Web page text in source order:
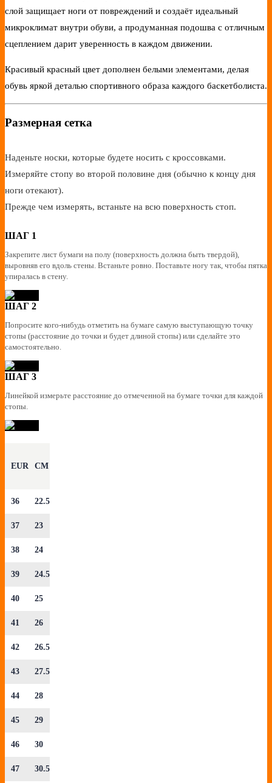
слой защищает ноги от повреждений и создаёт идеальный
микроклимат внутри обуви, а продуманная подошва с отличным
сцеплением дарит уверенность в каждом движении.
Красивый красный цвет дополнен белыми элементами, делая
обувь яркой деталью спортивного образа каждого баскетболиста.
Размерная сетка
Наденьте носки, которые будете носить с кроссовками.
Измеряйте стопу во второй половине дня (обычно к концу дня
ноги отекают).
Прежде чем измерять, встаньте на всю поверхность стоп.
ШАГ 1
Закрепите лист бумаги на полу (поверхность должна быть твердой),
выровняв его вдоль стены. Встаньте ровно. Поставьте ногу так, чтобы пятка
упиралась в стену.
EUR CM
36 22.5
37 23
38 24
39 24.5
40 25
41 26
42 26.5
43 27.5
44 28
45 29
46 30
47 30.5
ШАГ 2
Попросите кого-нибудь отметить на бумаге самую выступающую точку
стопы (расстояние до точки и будет длиной стопы) или сделайте это
самостоятельно.
ШАГ 3
Линейкой измерьте расстояние до отмеченной на бумаге точки для каждой
стопы.